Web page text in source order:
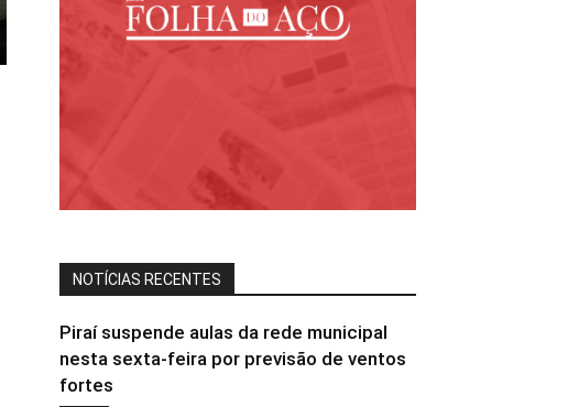
NOTÍCIAS RECENTES
Piraí suspende aulas da rede municipal
nesta sexta-feira por previsão de ventos
fortes